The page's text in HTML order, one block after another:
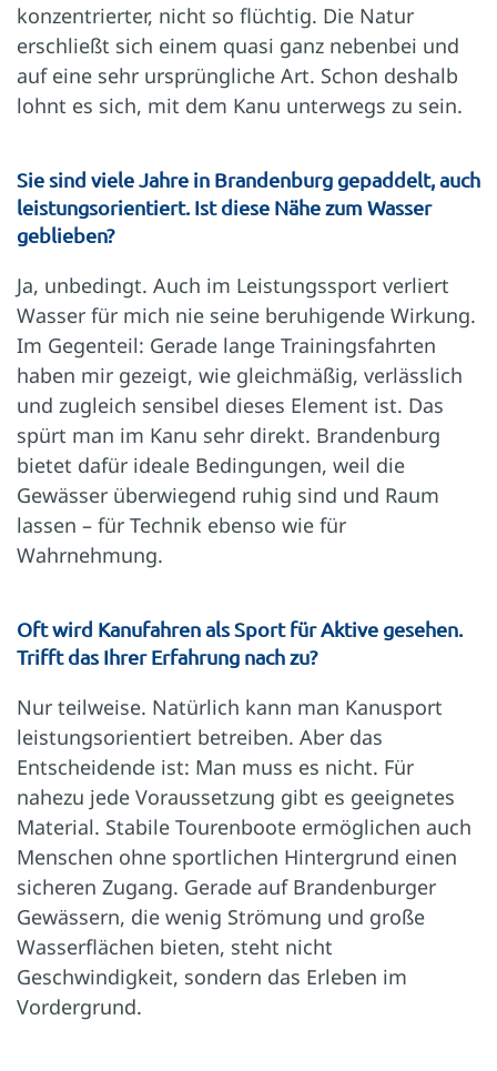
konzentrierter, nicht so flüchtig. Die Natur
erschließt sich einem quasi ganz nebenbei und
auf eine sehr ursprüngliche Art. Schon deshalb
lohnt es sich, mit dem Kanu unterwegs zu sein.
Sie sind viele Jahre in Brandenburg gepaddelt, auch
leistungsorientiert. Ist diese Nähe zum Wasser
geblieben?
Ja, unbedingt. Auch im Leistungssport verliert
Wasser für mich nie seine beruhigende Wirkung.
Im Gegenteil: Gerade lange Trainingsfahrten
haben mir gezeigt, wie gleichmäßig, verlässlich
und zugleich sensibel dieses Element ist. Das
spürt man im Kanu sehr direkt. Brandenburg
bietet dafür ideale Bedingungen, weil die
Gewässer überwiegend ruhig sind und Raum
lassen – für Technik ebenso wie für
Wahrnehmung.
Oft wird Kanufahren als Sport für Aktive gesehen.
Trifft das Ihrer Erfahrung nach zu?
Nur teilweise. Natürlich kann man Kanusport
leistungsorientiert betreiben. Aber das
Entscheidende ist: Man muss es nicht. Für
nahezu jede Voraussetzung gibt es geeignetes
Material. Stabile Tourenboote ermöglichen auch
Menschen ohne sportlichen Hintergrund einen
sicheren Zugang. Gerade auf Brandenburger
Gewässern, die wenig Strömung und große
Wasserflächen bieten, steht nicht
Geschwindigkeit, sondern das Erleben im
Vordergrund.